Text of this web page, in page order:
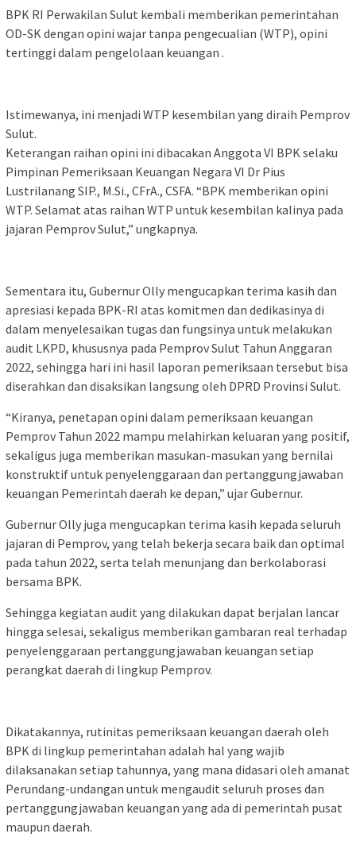
BPK RI Perwakilan Sulut kembali memberikan pemerintahan
OD-SK dengan opini wajar tanpa pengecualian (WTP), opini
tertinggi dalam pengelolaan keuangan .
Istimewanya, ini menjadi WTP kesembilan yang diraih Pemprov
Sulut.
Keterangan raihan opini ini dibacakan Anggota VI BPK selaku
Pimpinan Pemeriksaan Keuangan Negara VI Dr Pius
Lustrilanang SIP., M.Si., CFrA., CSFA. “BPK memberikan opini
WTP. Selamat atas raihan WTP untuk kesembilan kalinya pada
jajaran Pemprov Sulut,” ungkapnya.
Sementara itu, Gubernur Olly mengucapkan terima kasih dan
apresiasi kepada BPK-RI atas komitmen dan dedikasinya di
dalam menyelesaikan tugas dan fungsinya untuk melakukan
audit LKPD, khususnya pada Pemprov Sulut Tahun Anggaran
2022, sehingga hari ini hasil laporan pemeriksaan tersebut bisa
diserahkan dan disaksikan langsung oleh DPRD Provinsi Sulut.
“Kiranya, penetapan opini dalam pemeriksaan keuangan
Pemprov Tahun 2022 mampu melahirkan keluaran yang positif,
sekaligus juga memberikan masukan-masukan yang bernilai
konstruktif untuk penyelenggaraan dan pertanggungjawaban
keuangan Pemerintah daerah ke depan,” ujar Gubernur.
Gubernur Olly juga mengucapkan terima kasih kepada seluruh
jajaran di Pemprov, yang telah bekerja secara baik dan optimal
pada tahun 2022, serta telah menunjang dan berkolaborasi
bersama BPK.
Sehingga kegiatan audit yang dilakukan dapat berjalan lancar
hingga selesai, sekaligus memberikan gambaran real terhadap
penyelenggaraan pertanggungjawaban keuangan setiap
perangkat daerah di lingkup Pemprov.
Dikatakannya, rutinitas pemeriksaan keuangan daerah oleh
BPK di lingkup pemerintahan adalah hal yang wajib
dilaksanakan setiap tahunnya, yang mana didasari oleh amanat
Perundang-undangan untuk mengaudit seluruh proses dan
pertanggungjawaban keuangan yang ada di pemerintah pusat
maupun daerah.